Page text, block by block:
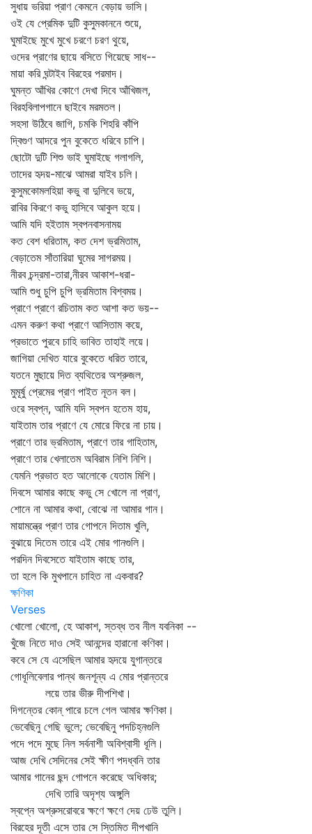
সুধায় ভরিয়া প্রাণ কেমনে বেড়ায় ভাসি।
ওই যে প্রেমিক দুটি কুসুমকাননে শুয়ে,
ঘুমাইছে মুখে মুখে চরণে চরণ থুয়ে,
ওদের প্রাণের ছায়ে বসিতে গিয়েছে সাধ--
মায়া করি ঘন্টাইব বিরহের পরমাদ।
ঘুমন্ত আঁখির কোণে দেখা দিবে আঁখিজল,
বিরহবিলাপগানে ছাইবে মরমতল।
সহসা উঠিবে জাগি, চমকি শিহরি কাঁপি
দ্বিগুণ আদরে পুন বুকেতে ধরিবে চাপি।
ছোটো দুটি শিশু ভাই ঘুমাইছে গলাগলি,
তাদের হৃদয়-মাঝে আমরা যাইব চলি।
কুসুমকোমলহিয়া কভু বা দুলিবে ভয়ে,
রাবির কিরণে কভু হাসিবে আকুল হয়ে।
আমি যদি হইতাম স্বপনবাসনাময়
কত বেশ ধরিতাম, কত দেশ ভ্রমিতাম,
বেড়াতেম সাঁতারিয়া ঘুমের সাগরময়।
নীরব চন্দ্রমা-তারা,নীরব আকাশ-ধরা-
আমি শুধু চুপি চুপি ভ্রমিতাম বিশ্বময়।
প্রাণে প্রাণে রচিতাম কত আশা কত ভয়--
এমন করুণ কথা প্রাণে আসিতাম কয়ে,
প্রভাতে পুরবে চাহি ভাবিত তাহাই লয়ে।
জাগিয়া দেখিত যারে বুকেতে ধরিত তারে,
যতনে মুছায়ে দিত ব্যথিতের অশ্রুজল,
মুমূর্ষু প্রেমের প্রাণ পাইত নূতন বল।
ওরে স্বপ্ন, আমি যদি স্বপন হতেম হায়,
যাইতাম তার প্রাণে যে মোরে ফিরে না চায়।
প্রাণে তার ভ্রমিতাম, প্রাণে তার গাহিতাম,
প্রাণে তার খেলাতেম অবিরাম নিশি নিশি।
যেমনি প্রভাত হত আলোকে যেতাম মিশি।
দিবসে আমার কাছে কভু সে খোলে না প্রাণ,
শোনে না আমার কথা, বোঝে না আমার গান।
মায়ামন্ত্রে প্রাণ তার গোপনে দিতাম খুলি,
বুঝায়ে দিতেম তারে এই মোর গানগুলি।
পরদিন দিবসেতে যাইতাম কাছে তার,
তা হলে কি মুখপানে চাহিত না একবার?
ক্ষণিকা
Verses
খোলো খোলো, হে আকাশ, স্তব্ধ তব নীল যবনিকা --
খুঁজে নিতে দাও সেই আনন্দের হারানো কণিকা।
কবে সে যে এসেছিল আমার হৃদয়ে যুগান্তরে
গোধূলিবেলার পান্থ জনশূন্য এ মোর প্রান্তরে
লয়ে তার ভীরু দীপশিখা।
দিগন্তের কোন্‌ পারে চলে গেল আমার ক্ষণিকা।
ভেবেছিনু গেছি ভুলে; ভেবেছিনু পদচিহ্নগুলি
পদে পদে মুছে নিল সর্বনাশী অবিশ্বাসী ধূলি।
আজ দেখি সেদিনের সেই ক্ষীণ পদধ্বনি তার
আমার গানের ছন্দ গোপনে করেছে অধিকার;
দেখি তারি অদৃশ্য অঙ্গুলি
স্বপ্নে অশ্রুসরোবরে ক্ষণে ক্ষণে দেয় ঢেউ তুলি।
বিরহের দূতী এসে তার সে স্তিমিত দীপখানি